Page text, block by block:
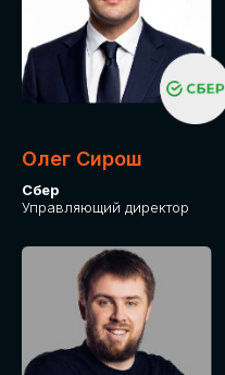
Олег Сирош
Сбер
Управляющий директор